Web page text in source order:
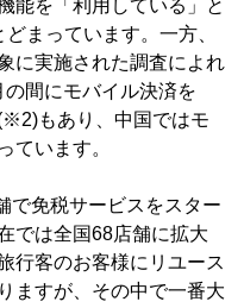
能を「利用している」と
まっています。一方、
に実施された調査によれ
間にモバイル決済を
もあり、中国ではモ
ています。
で免税サービスをスター
では全国68店舗に拡大
行客のお客様にリユース
ますが、その中で一番大